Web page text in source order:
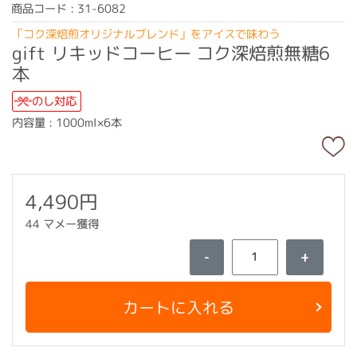
商品コード : 31-6082
「コク深焙煎オリジナルブレンド」をアイスで味わう
gift リキッドコーヒー コク深焙煎無糖6
本
のし対応
内容量 : 1000ml×6本
4,490円
44 マメー獲得
- +
カートに入れる